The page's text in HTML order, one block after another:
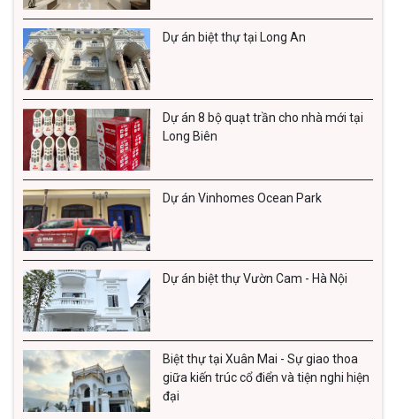
Dự án biệt thự tại Long An
Dự án 8 bộ quạt trần cho nhà mới tại
Long Biên
Dự án Vinhomes Ocean Park
Dự án biệt thự Vườn Cam - Hà Nội
Biệt thự tại Xuân Mai - Sự giao thoa
giữa kiến trúc cổ điển và tiện nghi hiện
đại
dụng động cơ DC (động cơ một chiều, siêu tiết kiệm
điện năng). Công suất tiêu thụ điện thấp chỉ từ 50 -
70W, tiết kiệm từ 50 - 60% lượng điện năng tiêu thụ.
Không những thế, động cơ quạt còn hoạt động vô cùng
êm ái, không rung lắc hay gây ra tiếng ồn khó chịu.